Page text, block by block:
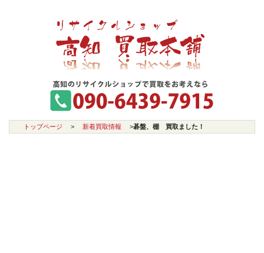
トップページ > 新着買取情報 >碁盤、棚 買取ました！